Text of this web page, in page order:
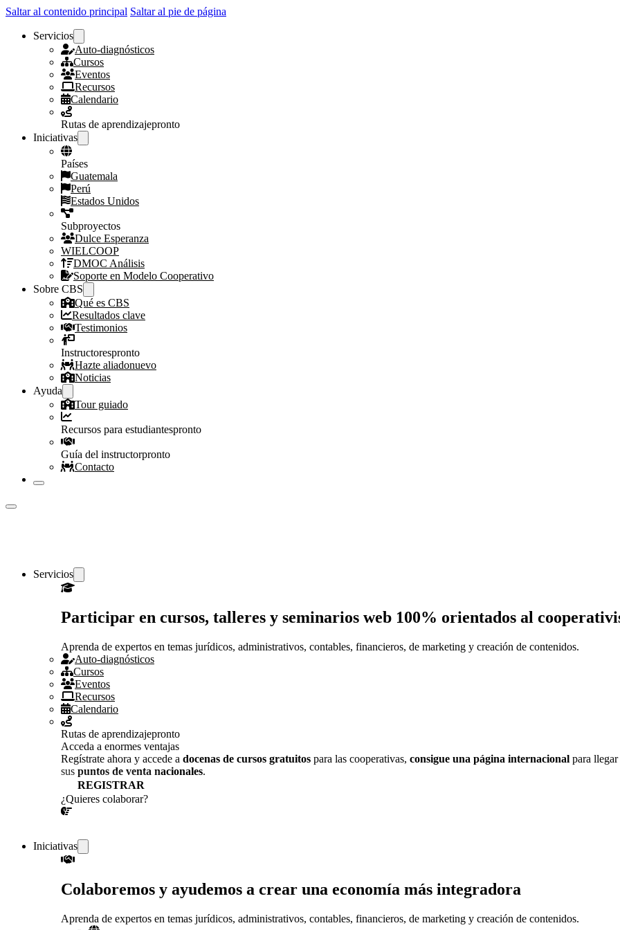
Saltar al contenido principal Saltar al pie de página
Servicios
Auto-diagnósticos
Cursos
Eventos
Recursos
Calendario
Rutas de aprendizajepronto
Iniciativas
Países
Guatemala
Perú
Estados Unidos
Subproyectos
Dulce Esperanza
WIELCOOP
DMOC Análisis
Soporte en Modelo Cooperativo
Sobre CBS
Qué es CBS
Resultados clave
Testimonios
Instructorespronto
Hazte aliadonuevo
Noticias
Ayuda
Tour guiado
Recursos para estudiantespronto
Guía del instructorpronto
Contacto
Servicios
Participar en cursos, talleres y seminarios web 100% orientados al
Aprenda de expertos en temas jurídicos, administrativos, contables, financieros, de marketing y creación de contenidos.
Auto-diagnósticos
Cursos
Eventos
Recursos
Calendario
Rutas de aprendizajepronto
Acceda a enormes ventajas
Regístrate ahora y accede a docenas de cursos gratuitos para las cooperativas, consigue una página internacional para
sus puntos de venta nacionales.
REGISTRAR
¿Quieres colaborar?
Iniciativas
Colaboremos y ayudemos a crear una economía más integradora
Aprenda de expertos en temas jurídicos, administrativos, contables, financieros, de marketing y creación de contenidos.